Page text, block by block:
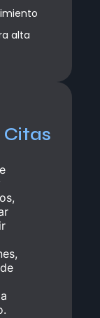
alta
alta